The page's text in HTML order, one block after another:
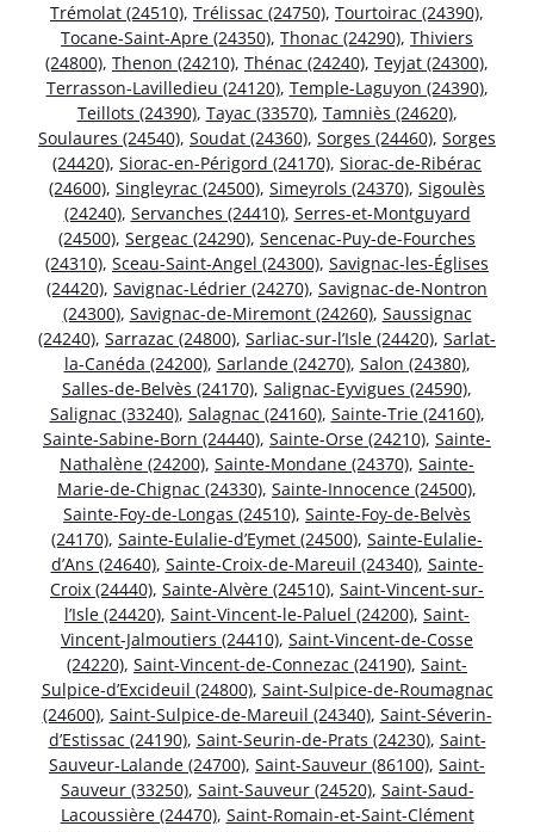
Trémolat (24510), Trélissac (24750), Tourtoirac (24390),
Tocane-Saint-Apre (24350), Thonac (24290), Thiviers
(24800), Thenon (24210), Thénac (24240), Teyjat (24300),
Terrasson-Lavilledieu (24120), Temple-Laguyon (24390),
Teillots (24390), Tayac (33570), Tamniès (24620),
Soulaures (24540), Soudat (24360), Sorges (24460), Sorges
(24420), Siorac-en-Périgord (24170), Siorac-de-Ribérac
(24600), Singleyrac (24500), Simeyrols (24370), Sigoulès
(24240), Servanches (24410), Serres-et-Montguyard
(24500), Sergeac (24290), Sencenac-Puy-de-Fourches
(24310), Sceau-Saint-Angel (24300), Savignac-les-Églises
(24420), Savignac-Lédrier (24270), Savignac-de-Nontron
(24300), Savignac-de-Miremont (24260), Saussignac
(24240), Sarrazac (24800), Sarliac-sur-l’Isle (24420), Sarlat-
la-Canéda (24200), Sarlande (24270), Salon (24380),
Salles-de-Belvès (24170), Salignac-Eyvigues (24590),
Salignac (33240), Salagnac (24160), Sainte-Trie (24160),
Sainte-Sabine-Born (24440), Sainte-Orse (24210), Sainte-
Nathalène (24200), Sainte-Mondane (24370), Sainte-
Marie-de-Chignac (24330), Sainte-Innocence (24500),
Sainte-Foy-de-Longas (24510), Sainte-Foy-de-Belvès
(24170), Sainte-Eulalie-d’Eymet (24500), Sainte-Eulalie-
d’Ans (24640), Sainte-Croix-de-Mareuil (24340), Sainte-
Croix (24440), Sainte-Alvère (24510), Saint-Vincent-sur-
l’Isle (24420), Saint-Vincent-le-Paluel (24200), Saint-
Vincent-Jalmoutiers (24410), Saint-Vincent-de-Cosse
(24220), Saint-Vincent-de-Connezac (24190), Saint-
Sulpice-d’Excideuil (24800), Saint-Sulpice-de-Roumagnac
(24600), Saint-Sulpice-de-Mareuil (24340), Saint-Séverin-
d’Estissac (24190), Saint-Seurin-de-Prats (24230), Saint-
Sauveur-Lalande (24700), Saint-Sauveur (86100), Saint-
Sauveur (33250), Saint-Sauveur (24520), Saint-Saud-
Lacoussière (24470), Saint-Romain-et-Saint-Clément